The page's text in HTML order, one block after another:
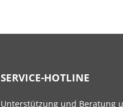
SERVICE-HOTLINE
Unterstützung und Beratung